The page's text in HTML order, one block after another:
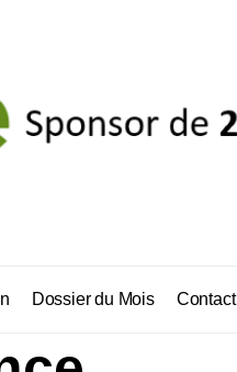
Dossier du Mois Contact